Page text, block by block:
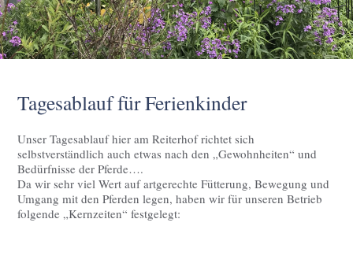
Tagesablauf für Ferienkinder
Unser Tagesablauf hier am Reiterhof richtet sich
selbstverständlich auch etwas nach den „Gewohnheiten“ und
Bedürfnisse der Pferde….
Da wir sehr viel Wert auf artgerechte Fütterung, Bewegung und
Umgang mit den Pferden legen, haben wir für unseren Betrieb
folgende „Kernzeiten“ festgelegt: